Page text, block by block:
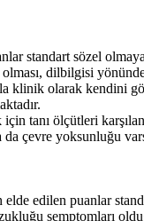
standart sözel
dilbilgisi
klinik olarak kendini
tanı ölçütleri
yoksunluğu
edilen puanlar
semptomları